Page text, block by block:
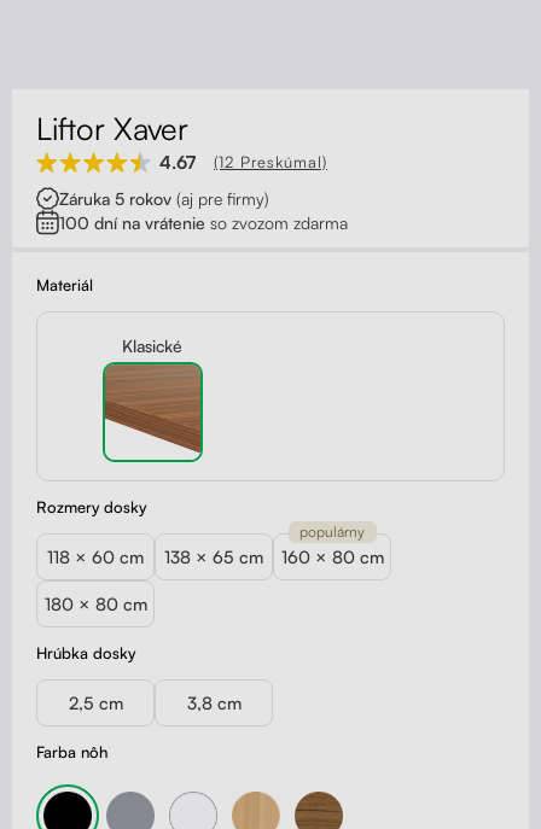
Stojany na monitor - Riser
Skrinky so zásuvkami a zásuvky
Akustické paravány
Opierky
Liftor Xaver
4.67 (12 Preskúmal)
Záruka 5 rokov (aj pre firmy)
100 dní na vrátenie so zvozom zdarma
Materiál
Klasické
Farba nôh
Hrúbka dosky
2,5 cm 3,8 cm
Rozmery dosky
118 × 60 cm 138 × 65 cm 160 × 80 cm
populárny
180 × 80 cm